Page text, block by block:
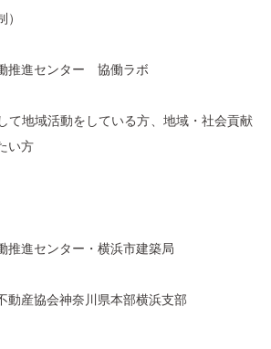
推進センター 協働ラボ
て地域活動をしている方、地域・社会貢献
い方
推進センター・横浜市建築局
動産協会神奈川県本部横浜支部